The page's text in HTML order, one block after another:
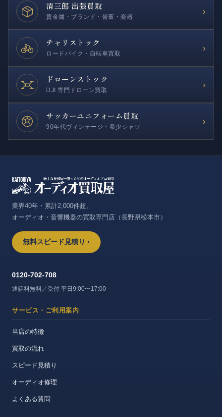
清三郎 出張買取
貴金属・ブランド・骨董・楽器
›
チャリストック
ロードバイク・自転車買取
›
ドローンストック
DJI 専門ドローン買取
›
サッカーユニフォーム買取
90年代ヴィンテージ・希少シャツ
›
業界40年・累計2,000件超。
オーディオ・音響機器の買取専門店（長野県松本市）
無料スピード見積り ›
0120-702-708
通話料無料／受付 平日9:00〜17:00
サービス・ご利用案内
当店の特徴
買取の流れ
スピード見積り
オーディオ修理
よくある質問